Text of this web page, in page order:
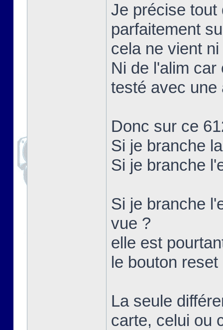
Je précise tout
parfaitement
cela ne vient
Ni de l'alim
testé avec une
Donc sur ce
Si je branche
Si je branche
Si je branche
vue ?
elle est
le bouton
La seule
carte, celui ou